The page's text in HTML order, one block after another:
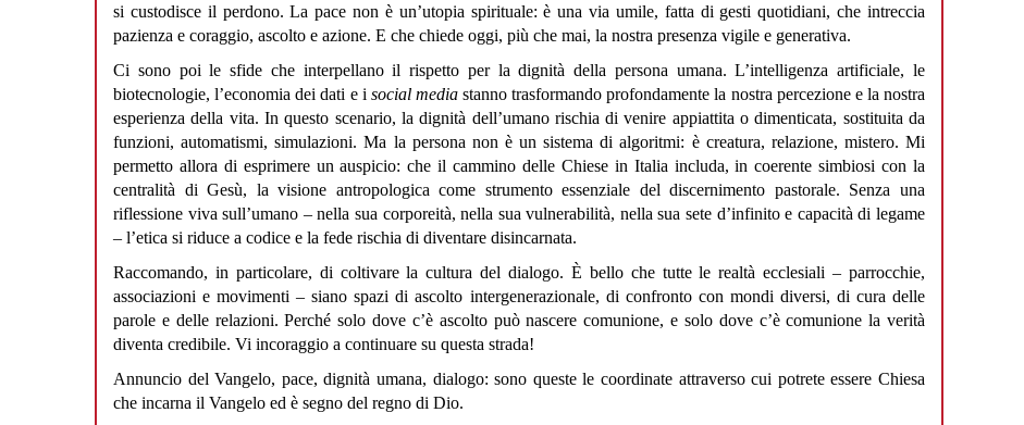
si custodisce il perdono. La pace non è un’utopia spirituale: è una via umile, fatta di gesti quotidiani, che intreccia
pazienza e coraggio, ascolto e azione. E che chiede oggi, più che mai, la nostra presenza vigile e generativa.
Ci sono poi le sfide che interpellano il rispetto per la dignità della persona umana. L’intelligenza artificiale, le
biotecnologie, l’economia dei dati e i social media stanno trasformando profondamente la nostra percezione e la nostra
esperienza della vita. In questo scenario, la dignità dell’umano rischia di venire appiattita o dimenticata, sostituita da
funzioni, automatismi, simulazioni. Ma la persona non è un sistema di algoritmi: è creatura, relazione, mistero. Mi
permetto allora di esprimere un auspicio: che il cammino delle Chiese in Italia includa, in coerente simbiosi con la
centralità di Gesù, la visione antropologica come strumento essenziale del discernimento pastorale. Senza una
riflessione viva sull’umano – nella sua corporeità, nella sua vulnerabilità, nella sua sete d’infinito e capacità di legame
– l’etica si riduce a codice e la fede rischia di diventare disincarnata.
Raccomando, in particolare, di coltivare la cultura del dialogo. È bello che tutte le realtà ecclesiali – parrocchie,
associazioni e movimenti – siano spazi di ascolto intergenerazionale, di confronto con mondi diversi, di cura delle
parole e delle relazioni. Perché solo dove c’è ascolto può nascere comunione, e solo dove c’è comunione la verità
diventa credibile. Vi incoraggio a continuare su questa strada!
Annuncio del Vangelo, pace, dignità umana, dialogo: sono queste le coordinate attraverso cui potrete essere Chiesa
che incarna il Vangelo ed è segno del regno di Dio.